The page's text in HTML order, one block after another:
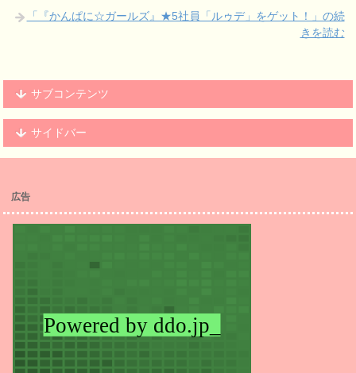
「『かんぱに☆ガールズ』★5社員「ルゥデ」をゲット！」の続
きを読む
サブコンテンツ
サイドバー
広告